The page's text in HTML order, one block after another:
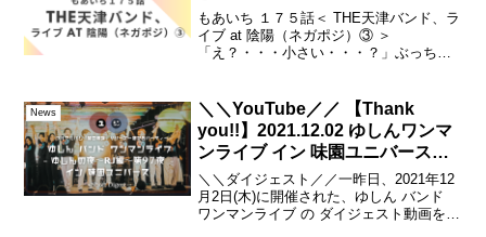
もあいち １７５話＜ THE天津バンド、ラ
イブ at 陰陽（ネガポジ）③ ＞
「え？・・・小さい・・・？」ぶっちゃ
た・・。なんかね。これまで、タニシさ
んから聞いていた、「天津神...
News
＼＼YouTube／／ 【Thank
you!!】2021.12.02 ゆしんワンマ
ンライブ イン 味園ユニバース
【Highlights】
＼＼ダイジェスト／／一昨日、2021年12
月2日(木)に開催された、ゆしん バンド
ワンマンライブ の ダイジェスト動画を、